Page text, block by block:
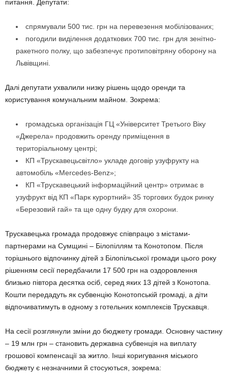
питання. Депутати:
спрямували 500 тис. грн на перевезення мобілізованих;
погодили виділення додаткових 700 тис. грн для зенітно-
ракетного полку, що забезпечує протиповітряну оборону на
Львівщині.
Далі депутати ухвалили низку рішень щодо оренди та
користування комунальним майном. Зокрема:
громадська організація ГЦ «Університет Третього Віку
«Джерела» продовжить оренду приміщення в
територіальному центрі;
КП «Трускавецьсвітло» укладе договір узуфрукту на
автомобіль «Mercedes-Benz»;
КП «Трускавецький інформаційний центр» отримає в
узуфрукт від КП «Парк курортний» 35 торгових будок ринку
«Березовий гай» та ще одну будку для охорони.
Трускавецька громада продовжує співпрацю з містами-
партнерами на Сумщині – Білопіллям та Конотопом. Після
торішнього відпочинку дітей з Білопільської громади цього року
рішенням сесії передбачили 17 500 грн на оздоровлення
близько півтора десятка осіб, серед яких 13 дітей з Конотопа.
Кошти передадуть як субвенцію Конотопській громаді, а діти
відпочиватимуть в одному з готельних комплексів Трускавця.
На сесії розглянули зміни до бюджету громади. Основну частину
– 19 млн грн – становить державна субвенція на виплату
грошової компенсації за житло. Інші коригування міського
бюджету є незначними й стосуються, зокрема: